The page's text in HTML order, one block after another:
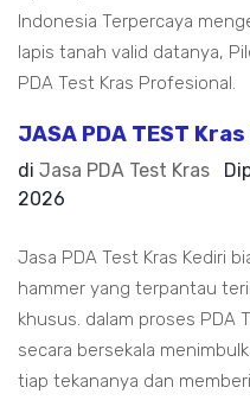
Indonesia Terpercaya
lapis tanah valid datanya,
PDA Test Kras Profesional.
JASA PDA TEST
di Jasa PDA Test Kras
2026
Jasa PDA Test Kras Kediri
hammer yang terpantau
khusus. dalam proses PDA
secara bersekala
tiap tekananya dan